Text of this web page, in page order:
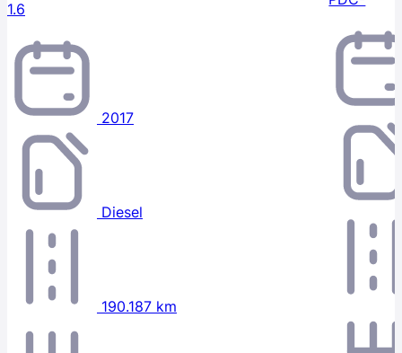
1.6
2017
Diesel
190.187 km